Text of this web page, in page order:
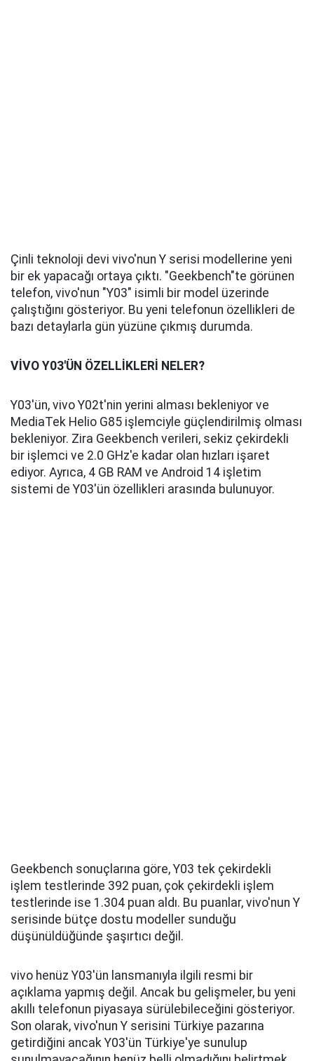
Çinli teknoloji devi vivo'nun Y serisi modellerine yeni
bir ek yapacağı ortaya çıktı. "Geekbench"te görünen
telefon, vivo'nun "Y03" isimli bir model üzerinde
çalıştığını gösteriyor. Bu yeni telefonun özellikleri de
bazı detaylarla gün yüzüne çıkmış durumda.
VİVO Y03'ÜN ÖZELLİKLERİ NELER?
Y03'ün, vivo Y02t'nin yerini alması bekleniyor ve
MediaTek Helio G85 işlemciyle güçlendirilmiş olması
bekleniyor. Zira Geekbench verileri, sekiz çekirdekli
bir işlemci ve 2.0 GHz'e kadar olan hızları işaret
ediyor. Ayrıca, 4 GB RAM ve Android 14 işletim
sistemi de Y03'ün özellikleri arasında bulunuyor.
Geekbench sonuçlarına göre, Y03 tek çekirdekli
işlem testlerinde 392 puan, çok çekirdekli işlem
testlerinde ise 1.304 puan aldı. Bu puanlar, vivo'nun Y
serisinde bütçe dostu modeller sunduğu
düşünüldüğünde şaşırtıcı değil.
vivo henüz Y03'ün lansmanıyla ilgili resmi bir
açıklama yapmış değil. Ancak bu gelişmeler, bu yeni
akıllı telefonun piyasaya sürülebileceğini gösteriyor.
Son olarak, vivo'nun Y serisini Türkiye pazarına
getirdiğini ancak Y03'ün Türkiye'ye sunulup